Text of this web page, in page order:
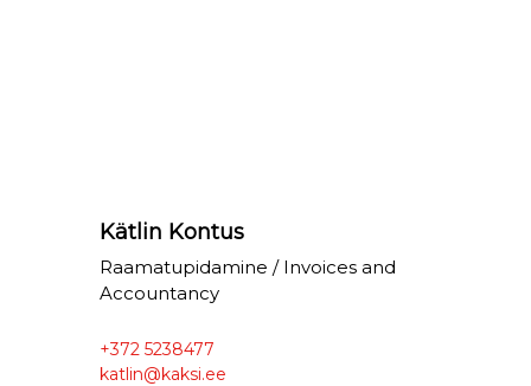
Kätlin Kontus
Raamatupidamine / Invoices and
Accountancy
+372 5238477
katlin@kaksi.ee